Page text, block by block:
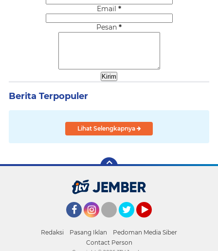
Email *
Pesan *
Berita Terpopuler
Lihat Selengkapnya
Redaksi Pasang Iklan
Pedoman Media Siber
Contact Person